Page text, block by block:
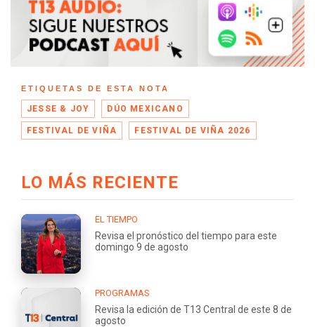
ETIQUETAS DE ESTA NOTA
JESSE & JOY DÚO MEXICANO
FESTIVAL DE VIÑA FESTIVAL DE VIÑA 2026
LO MÁS RECIENTE
EL TIEMPO
Revisa el pronóstico del tiempo para este
domingo 9 de agosto
PROGRAMAS
Revisa la edición de T13 Central de este 8 de
agosto